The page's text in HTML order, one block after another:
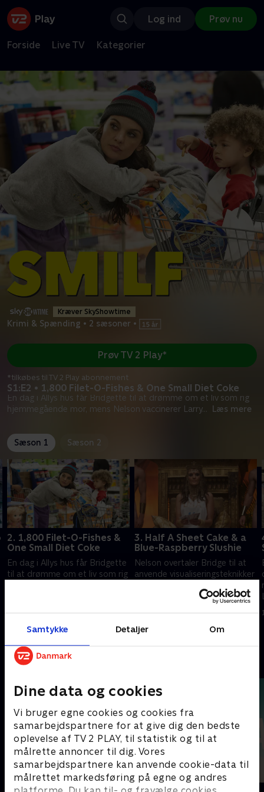
Samtykke Detaljer Om
Dine data og cookies
Vi bruger egne cookies og cookies fra
samarbejdspartnere for at give dig den bedste
oplevelse af TV 2 PLAY, til statistik og til at
målrette annoncer til dig. Vores
samarbejdspartnere kan anvende cookie-data til
målrettet markedsføring på egne og andres
Log ind Prøv nu
Forside Live TV Kategorier
Kræver SkyShowtime
Krimi & Spænding • 2 sæsoner •
S1:E2 • 1,800 Filet-O-Fishes & One Small Diet Coke
En dag i Allys hus får Bridgette til at drømme om et liv som rig
hjemmegående mor, mens Nelson vaccinerer Larry... Læs mere
Prøv TV 2 Play*
*tilkøbes til TV 2 Play abonnement
Sæson 1 Sæson 2
2. 1,800 Filet-O-Fishes &
One Small Diet Coke
En dag i Allys hus får Bridgette
til at drømme om et liv som rig
1. juli 2021 • 28 min
3. Half A Sheet Cake & a
Blue-Raspberry Slushie
Nelson overtaler Bridge til at
anvende visualiseringsteknikker
1. juli 2021 • 27 min
Andre så også